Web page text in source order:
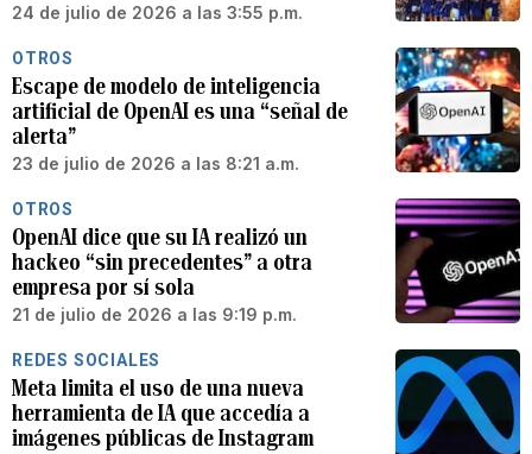
24 de julio de 2026 a las 3:55 p.m.
OTROS
Escape de modelo de inteligencia
artificial de OpenAI es una “señal de
alerta”
23 de julio de 2026 a las 8:21 a.m.
OTROS
OpenAI dice que su IA realizó un
hackeo “sin precedentes” a otra
empresa por sí sola
21 de julio de 2026 a las 9:19 p.m.
REDES SOCIALES
Meta limita el uso de una nueva
herramienta de IA que accedía a
imágenes públicas de Instagram